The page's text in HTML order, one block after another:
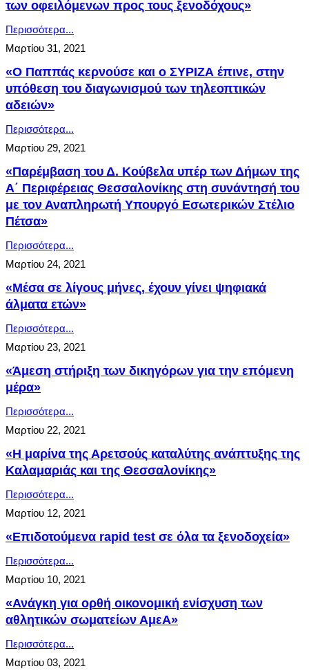
των οφειλόμενων προς τους ξενοδόχους»
Περισσότερα...
Μαρτίου 31, 2021
«Ο Παππάς κερνούσε και ο ΣΥΡΙΖΑ έπινε, στην
υπόθεση του διαγωνισμού των τηλεοπτικών
αδειών»
Περισσότερα...
Μαρτίου 29, 2021
«Παρέμβαση του Δ. Κούβελα υπέρ των Δήμων της
Α΄ Περιφέρειας Θεσσαλονίκης στη συνάντησή του
με τον Αναπληρωτή Υπουργό Εσωτερικών Στέλιο
Πέτσα»
Περισσότερα...
Μαρτίου 24, 2021
«Μέσα σε λίγους μήνες, έχουν γίνει ψηφιακά
άλματα ετών»
Περισσότερα...
Μαρτίου 23, 2021
«Άμεση στήριξη των δικηγόρων για την επόμενη
μέρα»
Περισσότερα...
Μαρτίου 22, 2021
«Η μαρίνα της Αρετσούς καταλύτης ανάπτυξης της
Καλαμαριάς και της Θεσσαλονίκης»
Περισσότερα...
Μαρτίου 12, 2021
«Επιδοτούμενα rapid test σε όλα τα ξενοδοχεία»
Περισσότερα...
Μαρτίου 10, 2021
«Ανάγκη για ορθή οικονομική ενίσχυση των
αθλητικών σωματείων ΑμεΑ»
Περισσότερα...
Μαρτίου 03, 2021